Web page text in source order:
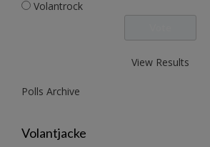
Volantrock
View Results
Polls Archive
Volantjacke